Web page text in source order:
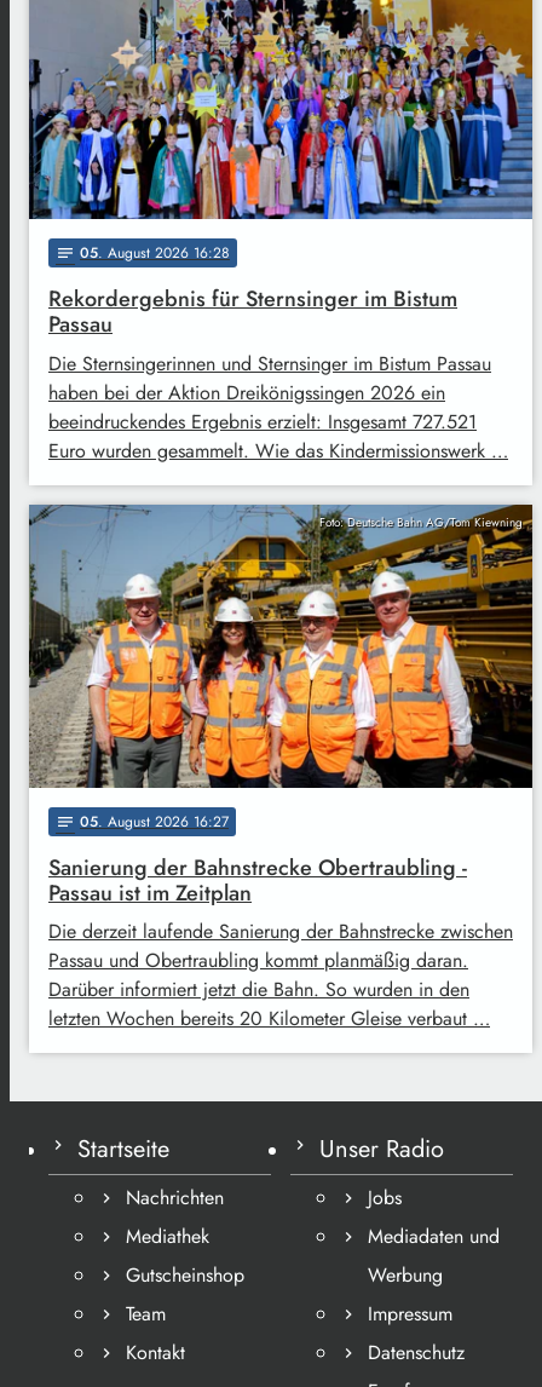
notes 05. August 2026 16:28
Rekordergebnis für Sternsinger im Bistum
Passau
Die Sternsingerinnen und Sternsinger im Bistum Passau
haben bei der Aktion Dreikönigssingen 2026 ein
beeindruckendes Ergebnis erzielt: Insgesamt 727.521
Euro wurden gesammelt. Wie das Kindermissionswerk …
Foto: Deutsche Bahn AG/Tom Kiewning
notes 05. August 2026 16:27
Sanierung der Bahnstrecke Obertraubling -
Passau ist im Zeitplan
Die derzeit laufende Sanierung der Bahnstrecke zwischen
Passau und Obertraubling kommt planmäßig daran.
Darüber informiert jetzt die Bahn. So wurden in den
letzten Wochen bereits 20 Kilometer Gleise verbaut …
Startseite
Nachrichten
Mediathek
Gutscheinshop
Team
Kontakt
Unser Radio
Jobs
Mediadaten und
Werbung
Impressum
Datenschutz